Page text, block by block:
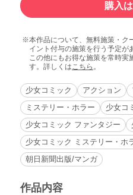
購入
本作品について、無料施策・ク
イント付与の施策を行う予定が
この他にもお得な施策を常時実
す。詳しくはこちら 。
少女コミック アクション
ミステリー・ホラー
少女コ
少女コミック ファンタジー
少女コミック ミステリー・ホ
朝日新聞出版/マンガ
作品内容